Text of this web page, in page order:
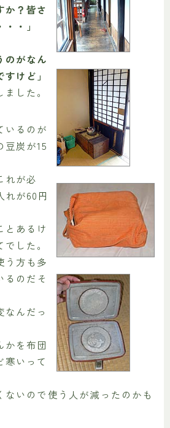
か？皆さ
・」
のがなん
けど」
した。
いるのが
豆炭が15
れが必
れが60円
とあるけ
した。
う方も多
るのだそ
なんだっ
かを布団
寒いって
ないので使う人が減ったのかも